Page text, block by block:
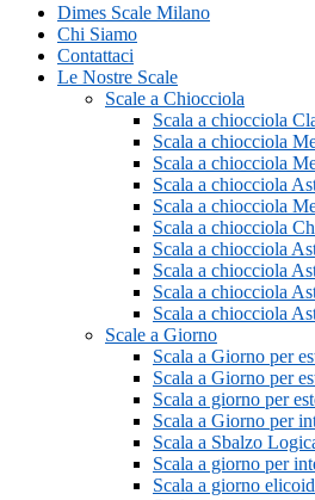
Dimes Scale Milano
Chi Siamo
Contattaci
Le Nostre Scale
Scale a Chiocciola
Scala a chiocciola
Scala a chiocciola
Scala a chiocciola
Scala a chiocciola
Scala a chiocciola
Scala a chiocciola
Scala a chiocciola
Scala a chiocciola
Scala a chiocciola
Scala a chiocciola
Scale a Giorno
Scala a Giorno per
Scala a Giorno per
Scala a giorno per
Scala a Giorno per
Scala a Sbalzo
Scala a giorno per
Scala a giorno